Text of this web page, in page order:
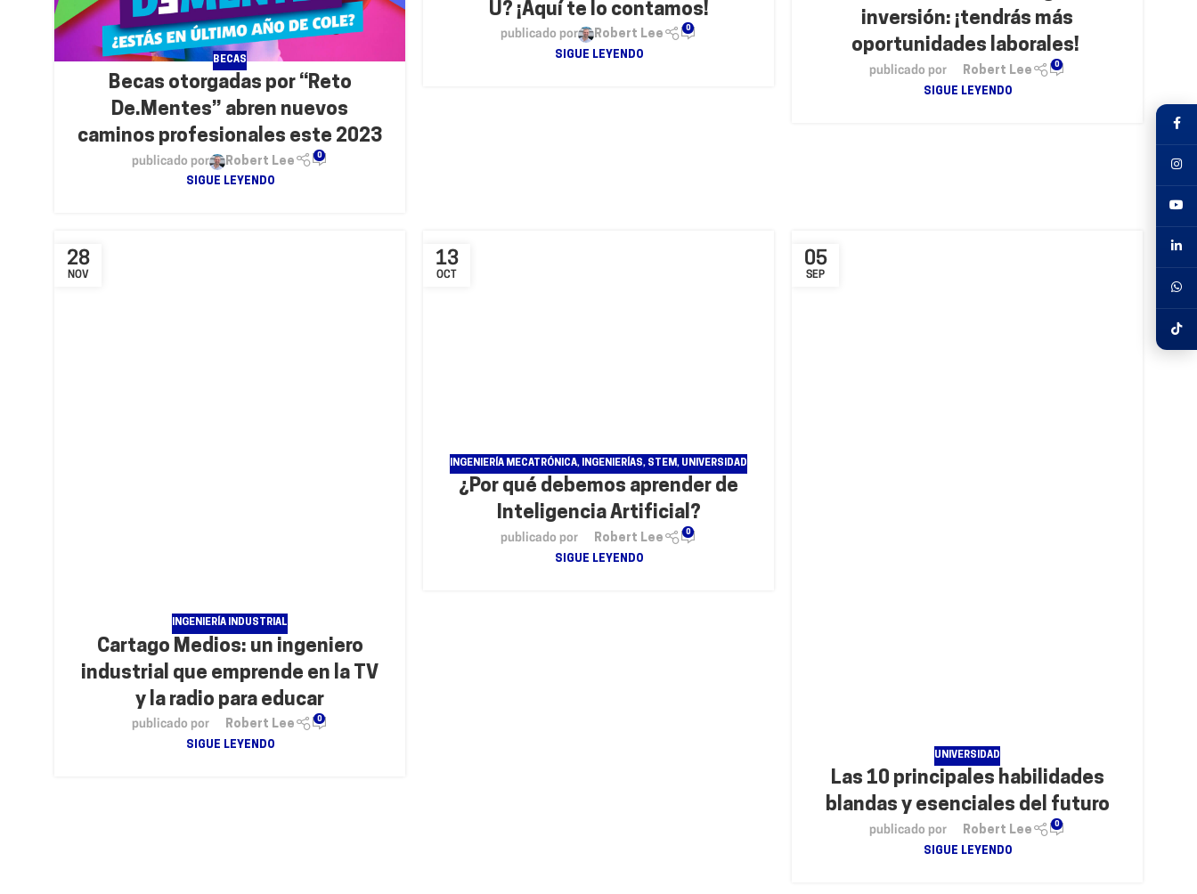
BECAS
Becas otorgadas por “Reto
De.Mentes” abren nuevos
caminos profesionales este 2023
publicado por Robert Lee 0
SIGUE LEYENDO
U? ¡Aquí te lo contamos!
publicado por Robert Lee 0
SIGUE LEYENDO
inversión: ¡tendrás más
oportunidades laborales!
publicado por Robert Lee 0
SIGUE LEYENDO
28
NOV
INGENIERÍA INDUSTRIAL
Cartago Medios: un ingeniero
industrial que emprende en la TV
y la radio para educar
publicado por Robert Lee 0
SIGUE LEYENDO
13
OCT
INGENIERÍA MECATRÓNICA, INGENIERÍAS, STEM, UNIVERSIDAD
¿Por qué debemos aprender de
Inteligencia Artificial?
publicado por Robert Lee 0
SIGUE LEYENDO
05
SEP
UNIVERSIDAD
Las 10 principales habilidades
blandas y esenciales del futuro
publicado por Robert Lee 0
SIGUE LEYENDO